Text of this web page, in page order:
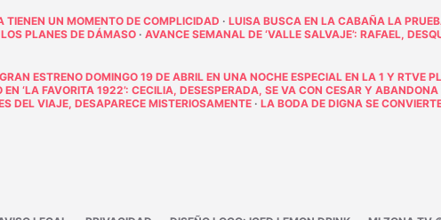
TIENEN UN MOMENTO DE COMPLICIDAD ·LUISA BUSCA EN LA CABAÑA LA
PLANES DE DÁMASO ·AVANCE SEMANAL DE ‘VALLE SALVAJE’: RAFAEL,
GRAN ESTRENO DOMINGO 19 DE ABRIL EN UNA NOCHE ESPECIAL EN LA 1 Y RTVE
‘LA FAVORITA 1922’: CECILIA, DESESPERADA, SE VA CON CESAR Y ABANDONA
DEL VIAJE, DESAPARECE MISTERIOSAMENTE ·LA BODA DE DIGNA SE